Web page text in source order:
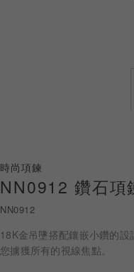
黃金金飾
關於ALUXE
嚴選鑽石
時尚項鍊
NN0912 鑽石項
NN0912
18K金吊墬搭配鑲嵌小鑽的
您擄獲所有的視線焦點。